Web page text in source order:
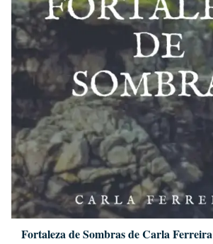
Fortaleza de Sombras de Carla Ferreira